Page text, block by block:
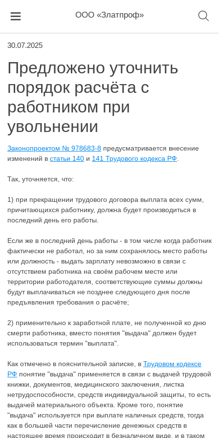
ООО «Златпроф»
30.07.2025
Предложено уточнить
порядок расчёта с
работником при
увольнении
Законопроектом № 978683-8 предусматривается внесение
изменений в статьи 140 и 141 Трудового кодекса РФ
Так, уточняется, что:
1) при прекращении трудового договора выплата всех сумм,
причитающихся работнику, должна будет производиться в
последний день его работы.
Если же в последний день работы - в том числе когда работник
фактически не работал, но за ним сохранялось место работы
или должность - выдать зарплату невозможно в связи с
отсутствием работника на своём рабочем месте или
территории работодателя, соответствующие суммы должны
будут выплачиваться не позднее следующего дня после
предъявления требования о расчёте;
2) применительно к заработной плате, не полученной ко дню
смерти работника, вместо понятия "выдача" должен будет
использоваться термин "выплата".
Как отмечено в пояснительной записке, в Трудовом кодексе
РФ понятие "выдача" применяется в связи с выдачей трудовой
книжки, документов, медицинского заключения, листка
нетрудоспособности, средств индивидуальной защиты, то есть
выдачей материального объекта. Кроме того, понятие
"выдача" используется при выплате наличных средств, тогда
как в большей части перечисление денежных средств в
настоящее время происходит в безналичном виде, и в таком